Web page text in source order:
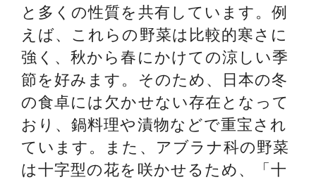
と多くの性質を共有しています。例
えば、これらの野菜は比較的寒さに
強く、秋から春にかけての涼しい季
節を好みます。そのため、日本の冬
の食卓には欠かせない存在となって
おり、鍋料理や漬物などで重宝され
ています。また、アブラナ科の野菜
は十字型の花を咲かせるため、「十